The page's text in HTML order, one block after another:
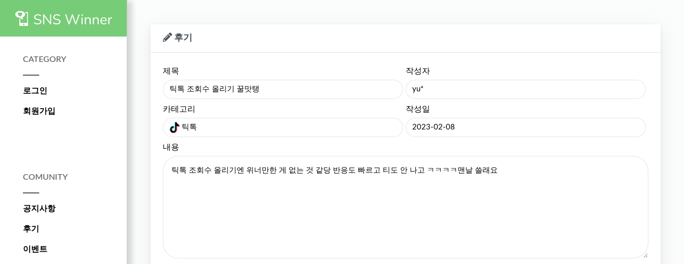
CATEGORY
로그인
회원가입
COMUNITY
공지사항
후기
이벤트
후기
제목
틱톡 조회수 올리기 꿀맛탱
작성자
yu*
카테고리
틱톡
작성일
2023-02-08
내용